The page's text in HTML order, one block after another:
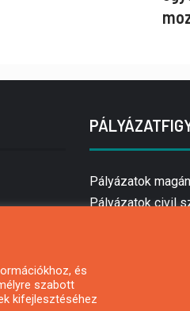
Pályázatok
Pályázatok civil
és
szabott
kifejlesztéséhez